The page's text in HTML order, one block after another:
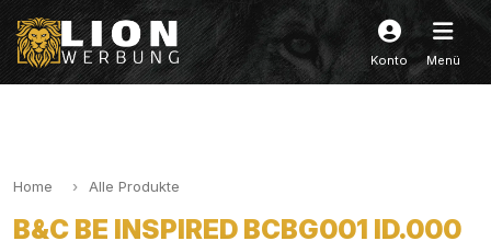
Konto Menü
Home Alle Produkte
B&C BE INSPIRED BCBG001 ID.000